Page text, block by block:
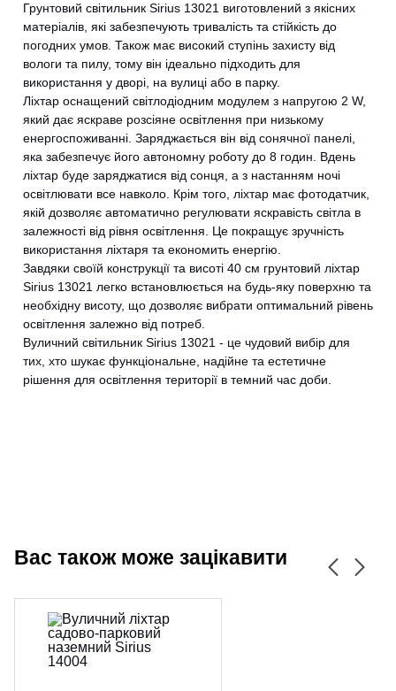
Грунтовий світильник Sirius 13021 виготовлений з якісних
матеріалів, які забезпечують тривалість та стійкість до
погодних умов. Також має високий ступінь захисту від
вологи та пилу, тому він ідеально підходить для
використання у дворі, на вулиці або в парку.
Ліхтар оснащений світлодіодним модулем з напругою 2 W,
який дає яскраве розсіяне освітлення при низькому
енергоспоживанні. Заряджається він від сонячної панелі,
яка забезпечує його автономну роботу до 8 годин. Вдень
ліхтар буде заряджатися від сонця, а з настанням ночі
освітлювати все навколо. Крім того, ліхтар має фотодатчик,
якій дозволяє автоматично регулювати яскравість світла в
залежності від рівня освітлення. Це покращує зручність
використання ліхтаря та економить енергію.
Завдяки своїй конструкції та висоті 40 см грунтовий ліхтар
Sirius 13021 легко встановлюється на будь-яку поверхню та
необхідну висоту, що дозволяє вибрати оптимальний рівень
освітлення залежно від потреб.
Вуличний світильник Sirius 13021 - це чудовий вибір для
тих, хто шукає функціональне, надійне та естетичне
рішення для освітлення території в темний час доби.
Вас також може зацікавити
OK
CANCEL